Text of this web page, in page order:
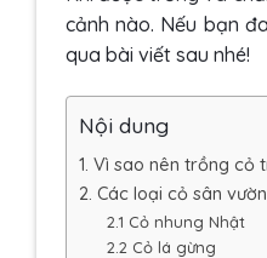
cảnh nào. Nếu bạn
qua bài viết sau nhé!
Nội dung
1. Vì sao nên trồng cỏ
2. Các loại cỏ sân
2.1 Cỏ nhung Nhật
2.2 Cỏ lá gừng